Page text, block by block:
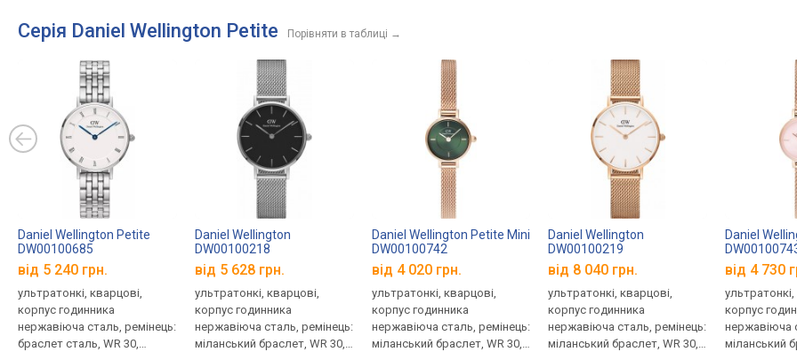
Серія Daniel Wellington Petite Порівняти в таблиці →
Daniel Wellington Petite
DW00100685
від 5 240 грн.
ультратонкі, кварцові,
корпус годинника
нержавіюча сталь, ремінець:
браслет сталь, WR 30,
Daniel Wellington
DW00100218
від 5 628 грн.
ультратонкі, кварцові,
корпус годинника
нержавіюча сталь, ремінець:
міланський браслет, WR 30,
Daniel Wellington Petite Mini
DW00100742
від 4 020 грн.
ультратонкі, кварцові,
корпус годинника
нержавіюча сталь, ремінець:
міланський браслет, WR 30,
Daniel Wellington
DW00100219
від 8 040 грн.
ультратонкі, кварцові,
корпус годинника
нержавіюча сталь, ремінець:
міланський браслет, WR 30,
Daniel
від 4 730
корпус
нержавіюча
міланський